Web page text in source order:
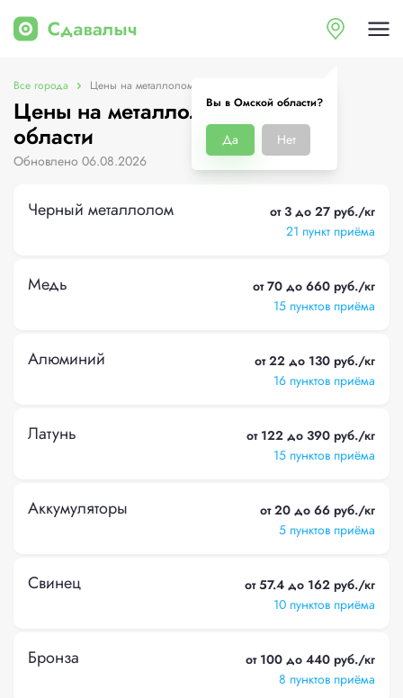
Вы в Омской области?
Да Нет
Все города Цены на металлолом в Омской области
Цены на металлолом в Омской
области
Обновлено 06.08.2026
Черный металлолом
от 3 до 27 руб./кг
21 пункт приёма
Медь
от 70 до 660 руб./кг
15 пунктов приёма
Алюминий
от 22 до 130 руб./кг
16 пунктов приёма
Латунь
от 122 до 390 руб./кг
15 пунктов приёма
Аккумуляторы
от 20 до 66 руб./кг
5 пунктов приёма
Свинец
от 57.4 до 162 руб./кг
10 пунктов приёма
Бронза
от 100 до 440 руб./кг
8 пунктов приёма